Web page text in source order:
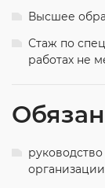
Высшее
Стаж по
работах не
организации